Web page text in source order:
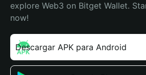
explore Web3 on Bitget Wallet.
now!
Descargar APK para Android